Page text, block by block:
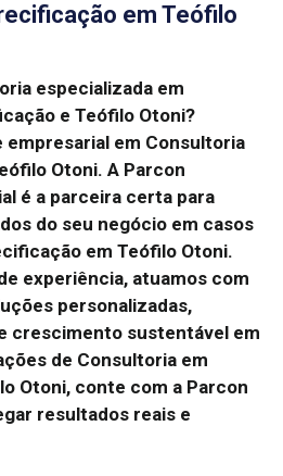
em Teófilo
especializada em
e Teófilo Otoni?
em Consultoria
Otoni. A Parcon
é a parceira certa para
do seu negócio em casos
em Teófilo Otoni.
experiência, atuamos com
personalizadas,
crescimento sustentável em
de Consultoria em
Otoni, conte com a Parcon
resultados reais e